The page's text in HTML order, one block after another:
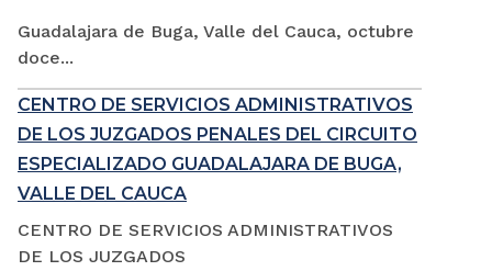
Guadalajara de Buga, Valle del Cauca, octubre
doce...
CENTRO DE SERVICIOS ADMINISTRATIVOS
DE LOS JUZGADOS PENALES DEL CIRCUITO
ESPECIALIZADO GUADALAJARA DE BUGA,
VALLE DEL CAUCA
CENTRO DE SERVICIOS ADMINISTRATIVOS
DE LOS JUZGADOS